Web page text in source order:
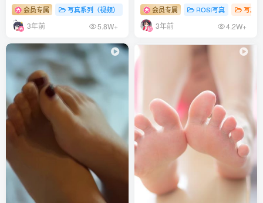
rioko凉凉子 – NO.113 情人节特典版 [20P25V-1.23GB]
[2.23更2]
rioko凉凉子 – NO.112 情人节巧克力[40P+20V-832.2M]
rioko凉凉子 – NO.111 关于我的青梅竹马是C女这件事
[94P+5V-1.03G]
[2.13更1]
rioko凉凉子 – NO.110 丽塔浣溪沙[42P+9V-1006.7M]
[1.19更1]
会员专属 写真系列（视频） 森罗财团 # 足控 # 丝袜 # 少女
3年前 5.8W+
会员专属 ROSI写真 写真
3年前 4.2W+